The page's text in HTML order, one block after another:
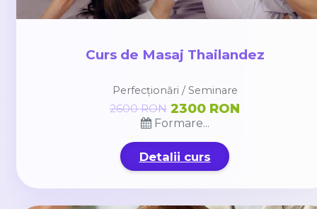
Curs de Masaj Thailandez
Perfecționări / Seminare
Formare...
2600 RON 2300 RON
Detalii curs